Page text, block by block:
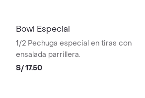
Bowl Especial
1/2 Pechuga especial en tiras con
ensalada parrillera.
S/ 17.50